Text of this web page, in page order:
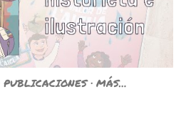
PUBLICACIONES MÁS…